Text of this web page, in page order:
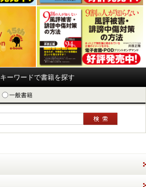
キーワードで書籍を探す
一般書籍